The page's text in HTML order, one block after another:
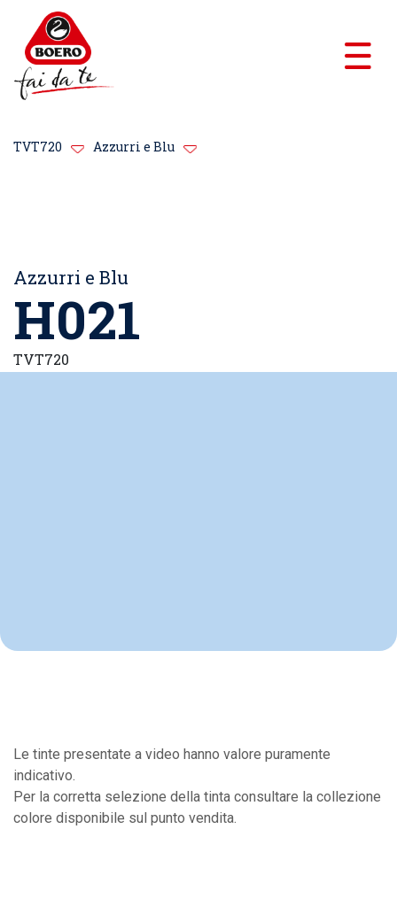
TVT720 Azzurri e Blu
Azzurri e Blu
H021
TVT720
Le tinte presentate a video hanno valore puramente
indicativo.
Per la corretta selezione della tinta consultare la collezione
colore disponibile sul punto vendita.